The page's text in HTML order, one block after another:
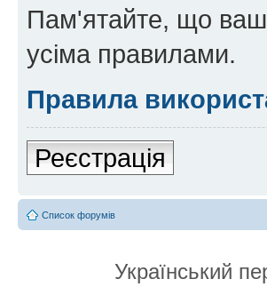
Пам'ятайте, що
усіма правилами.
Правила
Реєстрація
Список форумів
Український